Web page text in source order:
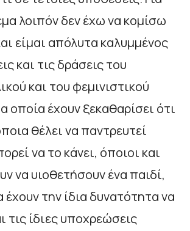
λοιπόν δεν έχω να κομίσω
είμαι απόλυτα καλυμμένος
και τις δράσεις του
και του φεμινιστικού
οποία έχουν ξεκαθαρίσει ότι
θέλει να παντρευτεί
να το κάνει, όποιοι και
να υιοθετήσουν ένα παιδί,
έχουν την ίδια δυνατότητα να
τις ίδιες υποχρεώσεις